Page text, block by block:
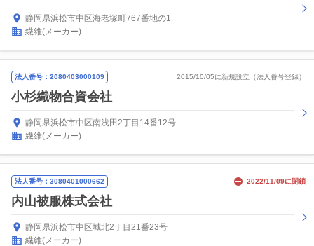
静岡県浜松市中区海老塚町767番地の1
繊維(メーカー)
法人番号：2080403000109 2015/10/05に新規設立（法人番号登録）
小杉織物合資会社
静岡県浜松市中区南浅田2丁目14番12号
繊維(メーカー)
法人番号：3080401000662 2022/11/09に閉鎖
内山被服株式会社
静岡県浜松市中区城北2丁目21番23号
繊維(メーカー)